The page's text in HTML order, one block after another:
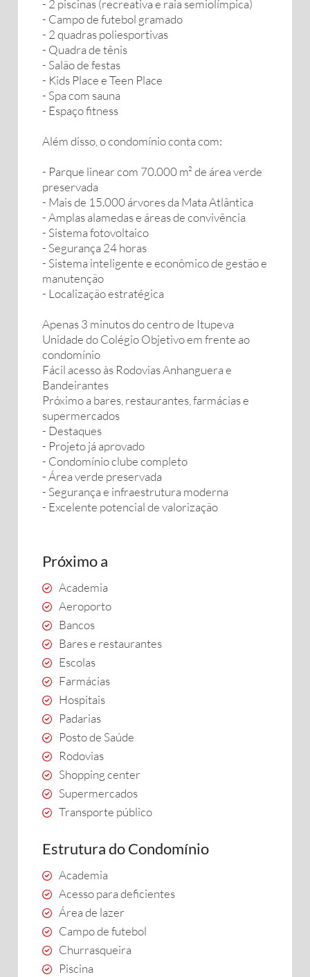
- 2 piscinas (recreativa e raia semiolímpica)
- Campo de futebol gramado
- 2 quadras poliesportivas
- Quadra de tênis
- Salão de festas
- Kids Place e Teen Place
- Spa com sauna
- Espaço fitness
Além disso, o condomínio conta com:
- Parque linear com 70.000 m² de área verde
preservada
- Mais de 15.000 árvores da Mata Atlântica
- Amplas alamedas e áreas de convivência
- Sistema fotovoltaico
- Segurança 24 horas
- Sistema inteligente e econômico de gestão e
manutenção
- Localização estratégica
Apenas 3 minutos do centro de Itupeva
Unidade do Colégio Objetivo em frente ao
condomínio
Fácil acesso às Rodovias Anhanguera e
Bandeirantes
Próximo a bares, restaurantes, farmácias e
supermercados
- Destaques
- Projeto já aprovado
- Condomínio clube completo
- Área verde preservada
- Segurança e infraestrutura moderna
- Excelente potencial de valorização
Próximo a
Academia
Aeroporto
Bancos
Bares e restaurantes
Escolas
Farmácias
Hospitais
Padarias
Posto de Saúde
Rodovias
Shopping center
Supermercados
Transporte público
Estrutura do Condomínio
Academia
Acesso para deficientes
Área de lazer
Campo de futebol
Churrasqueira
Piscina